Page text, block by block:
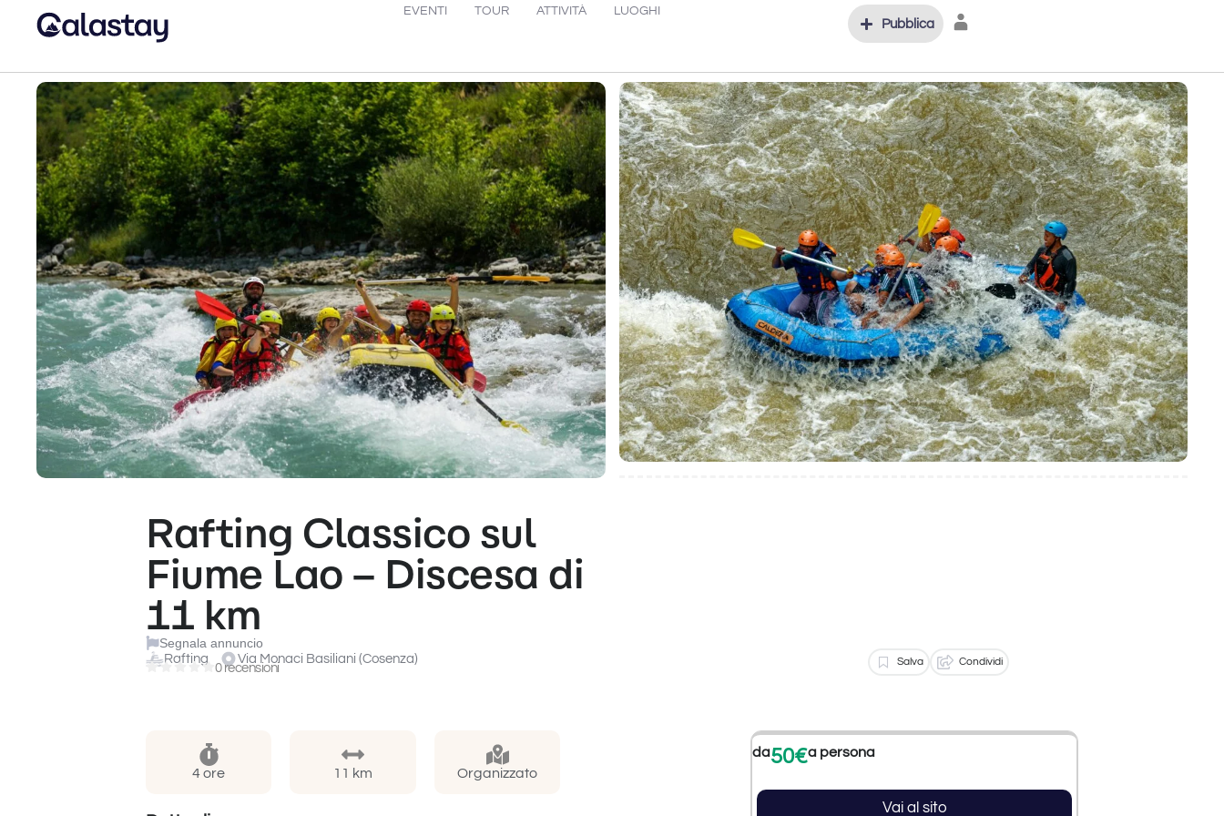
EVENTI TOUR ATTIVITÀ LUOGHI
Pubblica
Rafting Classico sul
Fiume Lao – Discesa di
11 km
Segnala annuncio
Rafting Via Monaci Basiliani (Cosenza)
0 recensioni Salva Condividi
4 ore 11 km Organizzato
da50€a persona
Vai al sito